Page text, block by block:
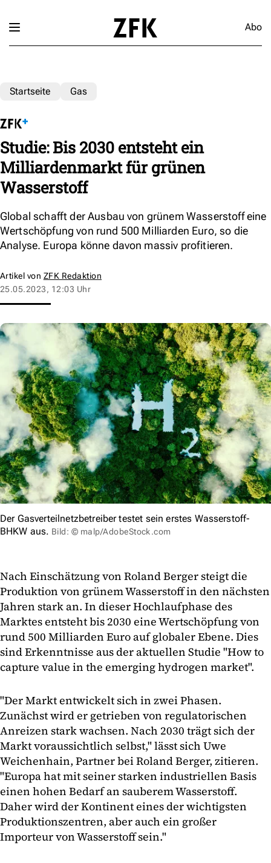
Abo
Startseite Gas
Studie: Bis 2030 entsteht ein
Milliardenmarkt für grünen
Wasserstoff
Global schafft der Ausbau von grünem Wasserstoff eine
Wertschöpfung von rund 500 Milliarden Euro, so die
Analyse. Europa könne davon massiv profitieren.
Artikel von ZFK Redaktion
25.05.2023, 12:03 Uhr
Der Gasverteilnetzbetreiber testet sein erstes Wasserstoff-
BHKW aus. Bild: © malp/AdobeStock.com
Nach Einschätzung von Roland Berger steigt die
Produktion von grünem Wasserstoff in den nächsten
Jahren stark an. In dieser Hochlaufphase des
Marktes entsteht bis 2030 eine Wertschöpfung von
rund 500 Milliarden Euro auf globaler Ebene. Dies
sind Erkenntnisse aus der aktuellen Studie "How to
capture value in the emerging hydrogen market".
"Der Markt entwickelt sich in zwei Phasen.
Zunächst wird er getrieben von regulatorischen
Anreizen stark wachsen. Nach 2030 trägt sich der
Markt voraussichtlich selbst," lässt sich Uwe
Weichenhain, Partner bei Roland Berger, zitieren.
"Europa hat mit seiner starken industriellen Basis
einen hohen Bedarf an sauberem Wasserstoff.
Daher wird der Kontinent eines der wichtigsten
Produktionszentren, aber auch ein großer
Importeur von Wasserstoff sein."